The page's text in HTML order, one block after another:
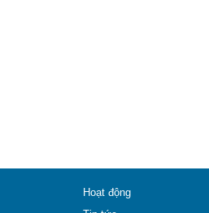
Hoạt động